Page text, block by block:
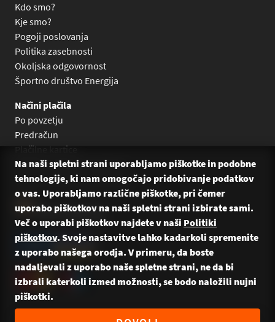
Kdo smo?
Kje smo?
Pogoji poslovanja
Politika zasebnosti
Okoljska odgovornost
Športno društvo Energija
Načini plačila
Po povzetju
Predračun
Plačilne kartice
Plačilo na obroke Leanpay
Plačilo na obroke s karticami
© 2026 Energija Bikes — Vse pravice pridržane. Naredili:
Na naši spletni strani uporabljamo piškotke in podobne
tehnologije, ki nam omogočajo pridobivanje podatkov
o vas. Uporabljamo različne piškotke, pri čemer
uporabo piškotkov na naši spletni strani izbirate sami.
Več o uporabi piškotkov najdete v naši Politiki
piškotkov. Svoje nastavitve lahko kadarkoli spremenite
z uporabo našega orodja. V primeru, da boste
nadaljevali z uporabo naše spletne strani, ne da bi
izbrali katerkoli izmed možnosti, se bodo naložili nujni
piškotki.